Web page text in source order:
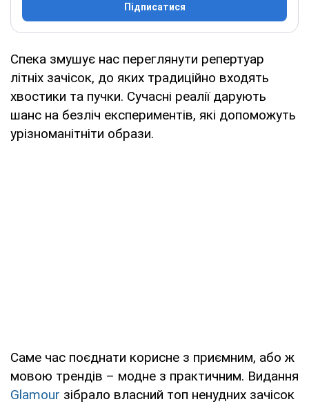
Підписатися
Спека змушує нас переглянути репертуар
літніх зачісок, до яких традиційно входять
хвостики та пучки. Сучасні реалії дарують
шанс на безліч експериментів, які допоможуть
урізноманітніти образи.
Саме час поєднати корисне з приємним, або ж
мовою трендів – модне з практичним. Видання
Glamour зібрало власний топ ненудних зачісок